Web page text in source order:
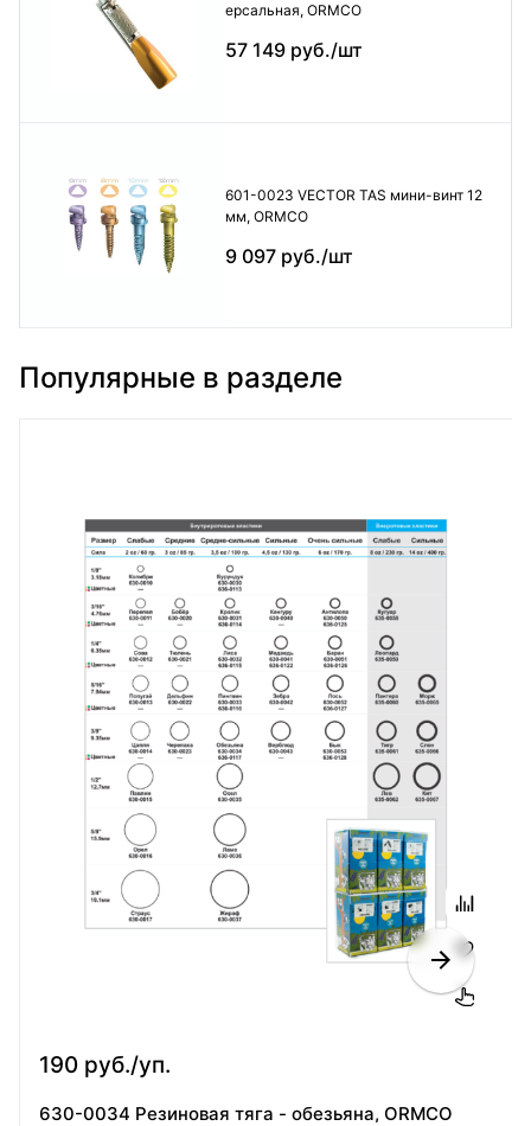
ерсальная, ORMCO
57 149 руб./шт
601-0023 VECTOR TAS мини-винт 12
мм, ORMCO
9 097 руб./шт
Популярные в разделе
190 руб./уп.
630-0034 Резиновая тяга - обезьяна, ORMCO